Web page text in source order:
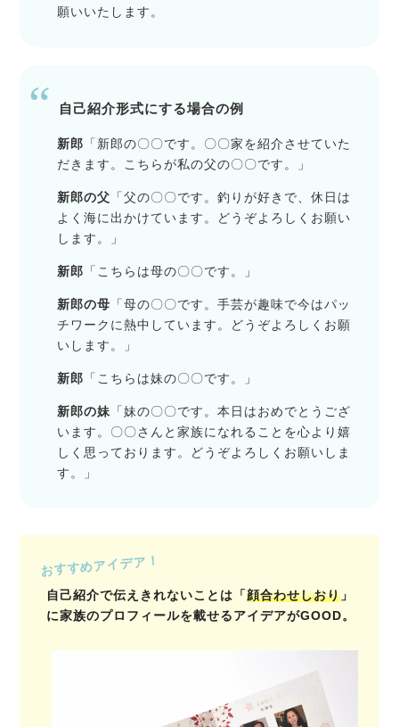
願いいたします。
自己紹介形式にする場合の例
新郎 「新郎の〇〇です。〇〇家を紹介させていた
だきます。こちらが私の父の〇〇です。」
新郎の父 「父の〇〇です。釣りが好きで、休日は
よく海に出かけています。どうぞよろしくお願い
します。」
新郎 「こちらは母の〇〇です。」
新郎の母 「母の〇〇です。手芸が趣味で今はパッ
チワークに熱中しています。どうぞよろしくお願
いします。」
新郎 「こちらは妹の〇〇です。」
新郎の妹 「妹の〇〇です。本日はおめでとうござ
います。〇〇さんと家族になれることを心より嬉
しく思っております。どうぞよろしくお願いしま
す。」
おすすめアイデア！
自己紹介で伝えきれないことは「顔合わせしおり 」
に家族のプロフィールを載せるアイデアがGOOD。